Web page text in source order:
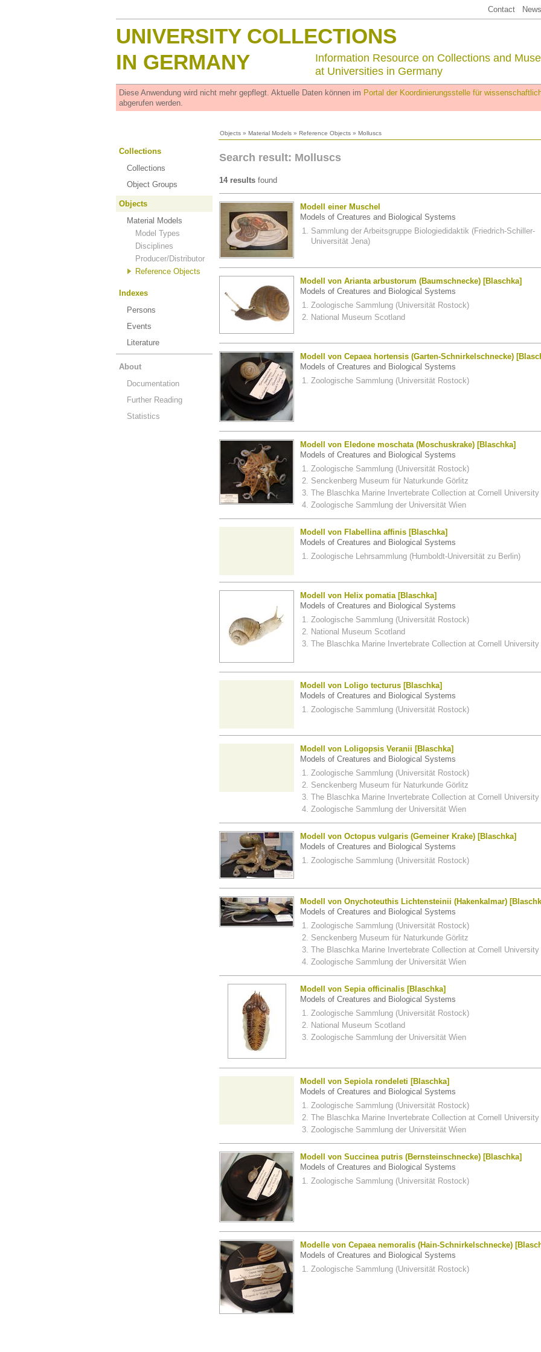
Contact
UNIVERSITY COLLECTIONS
IN GERMANY
Information Resource on Collections and
at Universities in Germany
Diese Anwendung wird nicht mehr gepflegt. Aktuelle Daten können im Portal der Koordinierungsstelle für
abgerufen werden.
Objects » Material Models » Reference Objects » Molluscs
Collections
Collections
Object Groups
Objects
Material Models
Model Types
Disciplines
Producer/Distributor
Reference Objects
Indexes
Persons
Events
Literature
About
Documentation
Further Reading
Statistics
Search result: Molluscs
14 results found
Modell einer Muschel
Models of Creatures and Biological Systems
Sammlung der Arbeitsgruppe Biologiedidaktik (Friedrich-Schiller-
Universität Jena)
Modell von Arianta arbustorum (Baumschnecke) [Blaschka]
Models of Creatures and Biological Systems
Zoologische Sammlung (Universität Rostock)
National Museum Scotland
Modell von Cepaea hortensis (Garten-Schnirkelschnecke)
Models of Creatures and Biological Systems
Zoologische Sammlung (Universität Rostock)
Modell von Eledone moschata (Moschuskrake) [Blaschka]
Models of Creatures and Biological Systems
Zoologische Sammlung (Universität Rostock)
Senckenberg Museum für Naturkunde Görlitz
The Blaschka Marine Invertebrate Collection at Cornell University
Zoologische Sammlung der Universität Wien
Modell von Flabellina affinis [Blaschka]
Models of Creatures and Biological Systems
Zoologische Lehrsammlung (Humboldt-Universität zu Berlin)
Modell von Helix pomatia [Blaschka]
Models of Creatures and Biological Systems
Zoologische Sammlung (Universität Rostock)
National Museum Scotland
The Blaschka Marine Invertebrate Collection at Cornell University
Modell von Loligo tecturus [Blaschka]
Models of Creatures and Biological Systems
Zoologische Sammlung (Universität Rostock)
Modell von Loligopsis Veranii [Blaschka]
Models of Creatures and Biological Systems
Zoologische Sammlung (Universität Rostock)
Senckenberg Museum für Naturkunde Görlitz
The Blaschka Marine Invertebrate Collection at Cornell University
Zoologische Sammlung der Universität Wien
Modell von Octopus vulgaris (Gemeiner Krake) [Blaschka]
Models of Creatures and Biological Systems
Zoologische Sammlung (Universität Rostock)
Modell von Onychoteuthis Lichtensteinii (Hakenkalmar)
Models of Creatures and Biological Systems
Zoologische Sammlung (Universität Rostock)
Senckenberg Museum für Naturkunde Görlitz
The Blaschka Marine Invertebrate Collection at Cornell University
Zoologische Sammlung der Universität Wien
Modell von Sepia officinalis [Blaschka]
Models of Creatures and Biological Systems
Zoologische Sammlung (Universität Rostock)
National Museum Scotland
Zoologische Sammlung der Universität Wien
Modell von Sepiola rondeleti [Blaschka]
Models of Creatures and Biological Systems
Zoologische Sammlung (Universität Rostock)
The Blaschka Marine Invertebrate Collection at Cornell University
Zoologische Sammlung der Universität Wien
Modell von Succinea putris (Bernsteinschnecke) [Blaschka]
Models of Creatures and Biological Systems
Zoologische Sammlung (Universität Rostock)
Modelle von Cepaea nemoralis (Hain-Schnirkelschnecke)
Models of Creatures and Biological Systems
Zoologische Sammlung (Universität Rostock)